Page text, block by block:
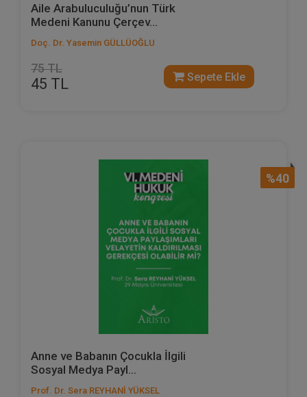
Aile Arabuluculuğu’nun Türk
Medeni Kanunu Çerçev...
Doç. Dr. Yasemin GÜLLÜOĞLU
75 TL
45 TL Sepete Ekle
%40
Anne ve Babanın Çocukla İlgili
Sosyal Medya Payl...
Prof. Dr. Sera REYHANİ YÜKSEL